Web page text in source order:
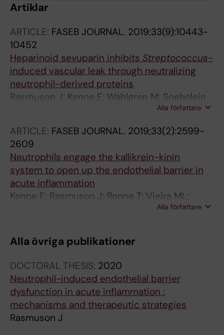
Artiklar
ARTICLE: FASEB JOURNAL. 2019;33(9):10443-
10452
Heparinoid sevuparin inhibits Streptococcus-
induced vascular leak through neutralizing
neutrophil-derived proteins
Rasmuson J; Kenne E; Wahlgren M; Soehnlein
Alla författare
ARTICLE: FASEB JOURNAL. 2019;33(2):2599-
2609
Neutrophils engage the kallikrein-kinin
system to open up the endothelial barrier in
acute inflammation
Kenne E; Rasmuson J; Renne T; Vieira ML;
Mueller-Esterl W; Herwald H; Lindbom L
Alla författare
Alla övriga publikationer
DOCTORAL THESIS: 2020
Neutrophil-induced endothelial barrier
dysfunction in acute inflammation :
mechanisms and therapeutic strategies
Rasmuson J